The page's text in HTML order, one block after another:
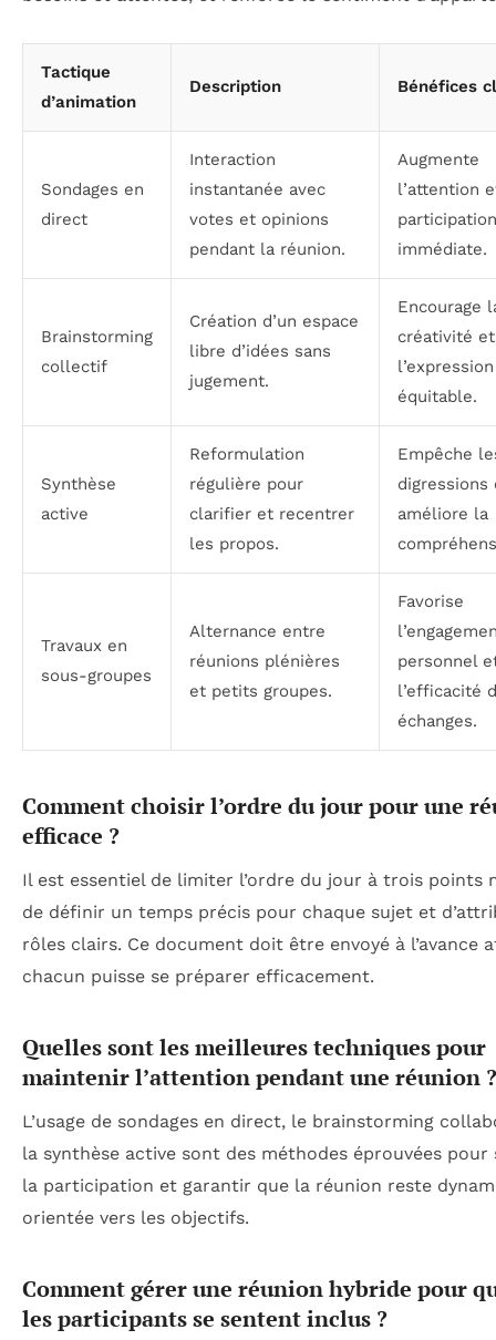
Tactique
d’animation
Description Bénéfices
Sondages en
direct
Interaction
instantanée avec
votes et opinions
pendant la réunion.
Augmente
l’attention
participation
immédiate.
Brainstorming
collectif
Création d’un espace
libre d’idées sans
jugement.
Encourage
créativité et
l’expression
équitable.
Synthèse
active
Reformulation
régulière pour
clarifier et recentrer
les propos.
Empêche
digressions
améliore la
Travaux en
sous-groupes
Alternance entre
réunions plénières
et petits groupes.
Favorise
personnel
l’efficacité
échanges.
Comment choisir l’ordre du jour pour une
efficace ?
Il est essentiel de limiter l’ordre du jour à trois points
de définir un temps précis pour chaque sujet et
rôles clairs. Ce document doit être envoyé à l’avance
chacun puisse se préparer efficacement.
Quelles sont les meilleures techniques pour
maintenir l’attention pendant une réunion ?
L’usage de sondages en direct, le brainstorming
la synthèse active sont des méthodes éprouvées
la participation et garantir que la réunion reste
orientée vers les objectifs.
Comment gérer une réunion hybride pour
les participants se sentent inclus ?